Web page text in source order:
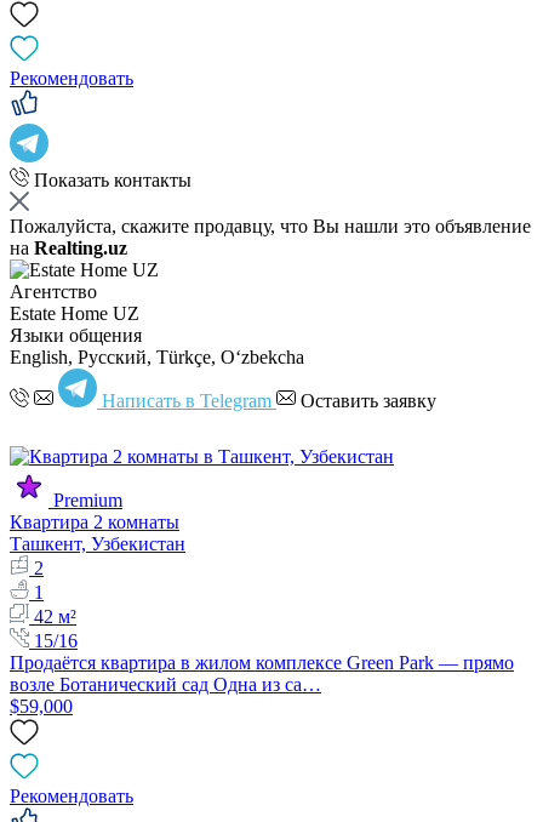
Рекомендовать
Показать контакты
Пожалуйста, скажите продавцу, что Вы нашли это объявление
на Realting.uz
Агентство
Estate Home UZ
Языки общения
English, Русский, Türkçe, Oʻzbekcha
Написать в Telegram Оставить заявку
Premium
Квартира 2 комнаты
Ташкент, Узбекистан
2
1
42 м²
15/16
Продаётся квартира в жилом комплексе Green Park — прямо
возле Ботанический сад Одна из са…
$59,000
Рекомендовать